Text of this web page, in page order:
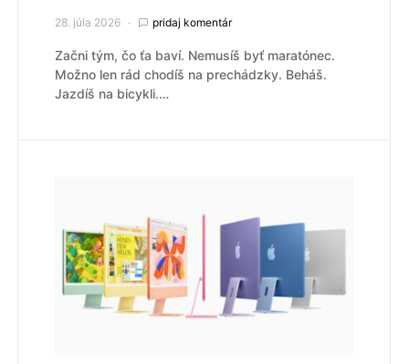
28. júla 2026 pridaj komentár
Začni tým, čo ťa baví. Nemusíš byť maratónec.
Možno len rád chodíš na prechádzky. Beháš.
Jazdíš na bicykli.…